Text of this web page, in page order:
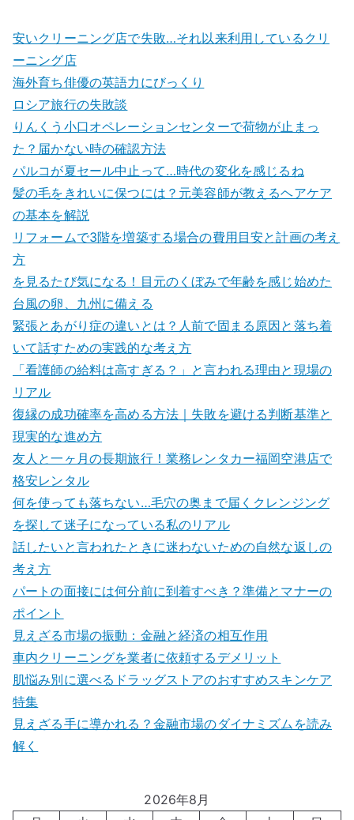
安いクリーニング店で失敗…それ以来利用しているクリ
ーニング店
海外育ち俳優の英語力にびっくり
ロシア旅行の失敗談
りんくう小口オペレーションセンターで荷物が止まっ
た？届かない時の確認方法
パルコが夏セール中止って…時代の変化を感じるね
髪の毛をきれいに保つには？元美容師が教えるヘアケア
の基本を解説
リフォームで3階を増築する場合の費用目安と計画の考え
方
を見るたび気になる！目元のくぼみで年齢を感じ始めた
台風の卵、九州に備える
緊張とあがり症の違いとは？人前で固まる原因と落ち着
いて話すための実践的な考え方
「看護師の給料は高すぎる？」と言われる理由と現場の
リアル
復縁の成功確率を高める方法｜失敗を避ける判断基準と
現実的な進め方
友人と一ヶ月の長期旅行！業務レンタカー福岡空港店で
格安レンタル
何を使っても落ちない…毛穴の奥まで届くクレンジング
を探して迷子になっている私のリアル
話したいと言われたときに迷わないための自然な返しの
考え方
パートの面接には何分前に到着すべき？準備とマナーの
ポイント
見えざる市場の振動：金融と経済の相互作用
車内クリーニングを業者に依頼するデメリット
肌悩み別に選べるドラッグストアのおすすめスキンケア
特集
見えざる手に導かれる？金融市場のダイナミズムを読み
解く
2026年8月